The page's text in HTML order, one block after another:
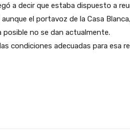
a decir que estaba dispuesto a
el portavoz de la Casa
no se dan actualmente.
condiciones adecuadas para esa